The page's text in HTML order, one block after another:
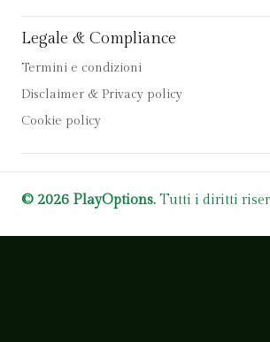
Legale & Compliance
Termini e condizioni
Disclaimer & Privacy policy
Cookie policy
© 2026 PlayOptions. Tutti i diritti